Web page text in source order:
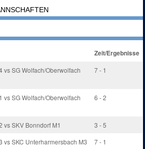
Zeit/Ergebnisse
vs SG Wolfach/Oberwolfach
7 - 1
vs SG Wolfach/Oberwolfach
6 - 2
vs SKV Bonndorf M1
3 - 5
vs SKC Unterharmersbach M3
7 - 1